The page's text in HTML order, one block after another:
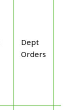
Dept
Orders